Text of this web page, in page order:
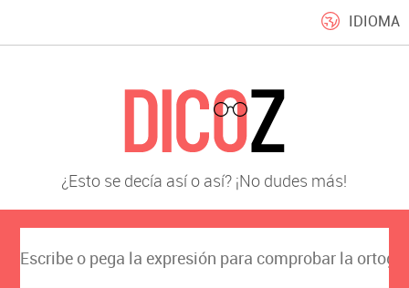
IDIOMA
¿Esto se decía así o así? ¡No dudes más!